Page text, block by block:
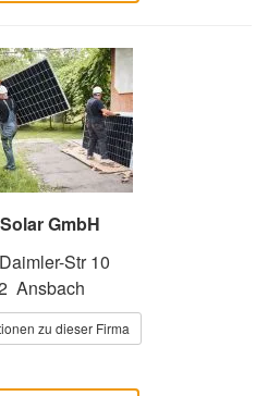
GmbH
Str 10
Ansbach
zu dieser Firma